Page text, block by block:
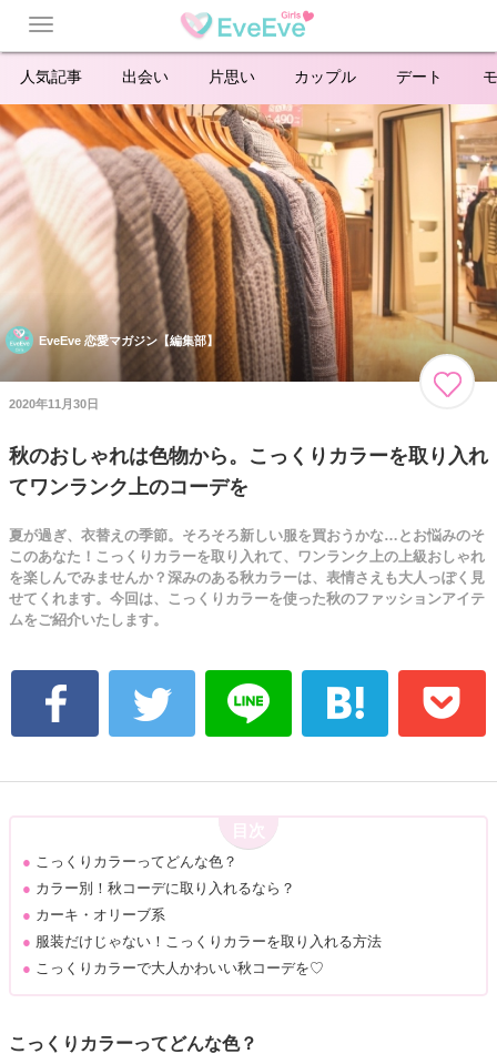
人気記事 出会い 片思い カップル デート
Toggle
navigation
EveEve 恋愛マガジン【編集部】
2020年11月30日
秋のおしゃれは色物から。こっくりカラーを取り入れ
てワンランク上のコーデを
夏が過ぎ、衣替えの季節。そろそろ新しい服を買おうかな…とお悩みのそ
このあなた！こっくりカラーを取り入れて、ワンランク上の上級おしゃれ
を楽しんでみませんか？深みのある秋カラーは、表情さえも大人っぽく見
せてくれます。今回は、こっくりカラーを使った秋のファッションアイテ
ムをご紹介いたします。
目次
● こっくりカラーってどんな色？
● カラー別！秋コーデに取り入れるなら？
● カーキ・オリーブ系
● 服装だけじゃない！こっくりカラーを取り入れる方法
● こっくりカラーで大人かわいい秋コーデを♡
こっくりカラーってどんな色？